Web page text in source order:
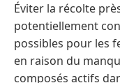
Éviter la récolte
potentiellement
possibles pour les
en raison du
composés actifs